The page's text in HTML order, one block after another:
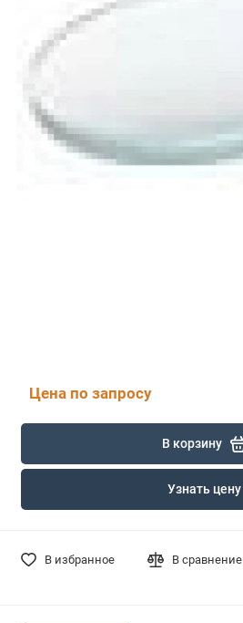
Цена по запросу
В корзину
Узнать цену
В избранное В сравнение